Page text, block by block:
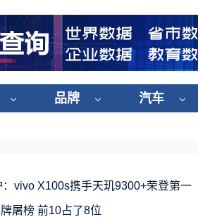
品牌 汽车
vivo X100s携手天玑9300+荣登第一
屠榜 前10占了8位